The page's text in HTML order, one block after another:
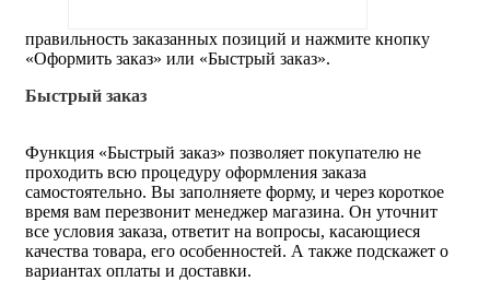
правильность заказанных позиций и нажмите кнопку
«Оформить заказ» или «Быстрый заказ».
Быстрый заказ
Функция «Быстрый заказ» позволяет покупателю не
проходить всю процедуру оформления заказа
самостоятельно. Вы заполняете форму, и через короткое
время вам перезвонит менеджер магазина. Он уточнит
все условия заказа, ответит на вопросы, касающиеся
качества товара, его особенностей. А также подскажет о
вариантах оплаты и доставки.